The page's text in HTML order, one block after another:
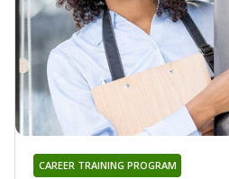
CAREER TRAINING PROGRAM